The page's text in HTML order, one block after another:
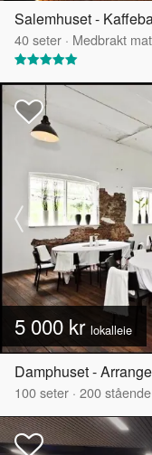
Salemhuset -
40seter · Medbrakt
5 000 kr lokalleie
Damphuset -
100seter · 200stående